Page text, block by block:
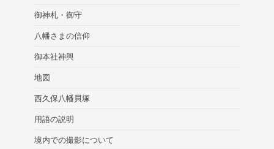
御神札・御守
八幡さまの信仰
御本社神輿
地図
西久保八幡貝塚
用語の説明
境内での撮影について